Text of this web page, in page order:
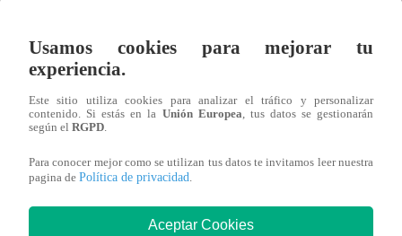
denuncian ante ONU que no se respeta su
Usamos cookies para mejorar tu
experiencia.
Este sitio utiliza cookies para analizar el tráfico y personalizar
contenido. Si estás en la Unión Europea, tus datos se gestionarán
según el RGPD.
Para conocer mejor como se utilizan tus datos te invitamos leer nuestra
pagina de Política de privacidad.
Aceptar Cookies